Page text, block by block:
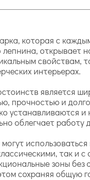
которая с
открывает
свойствам,
интерьерах.
является
прочностью и
устанавливаются
облегчает работу
так
зоны без
сохраняя общую